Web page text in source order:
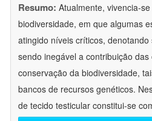
Resumo: Atualmente, vivencia-
biodiversidade, em que algumas
atingido níveis críticos,
sendo inegável a contribuição
conservação da biodiversidade,
bancos de recursos genéticos.
de tecido testicular constitui-se